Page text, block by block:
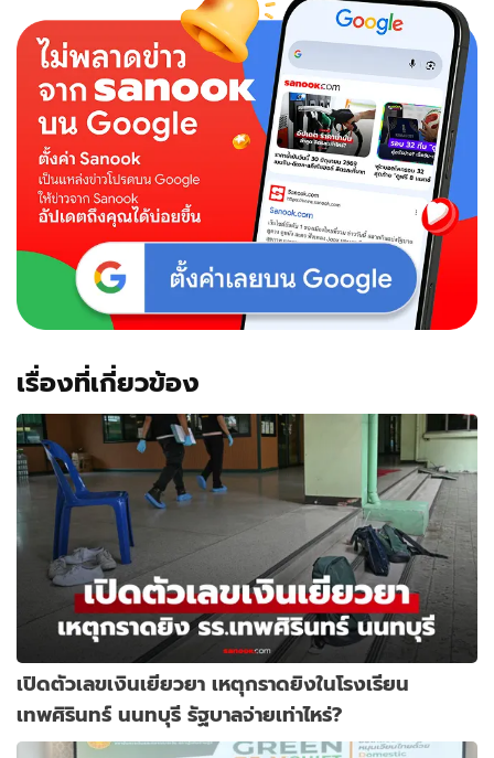
เรื่องที่เกี่ยวข้อง
เปิดตัวเลขเงินเยียวยา เหตุกราดยิงในโรงเรียน
เทพศิรินทร์ นนทบุรี รัฐบาลจ่ายเท่าไหร่?